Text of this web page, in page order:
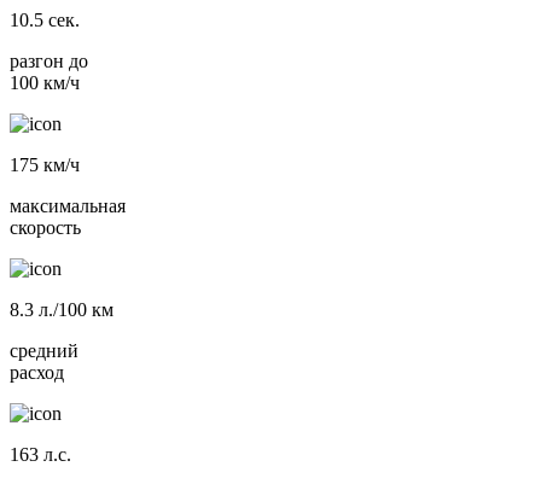
10.5 сек.
разгон до
100 км/ч
175 км/ч
максимальная
скорость
8.3 л./100 км
средний
расход
163 л.с.